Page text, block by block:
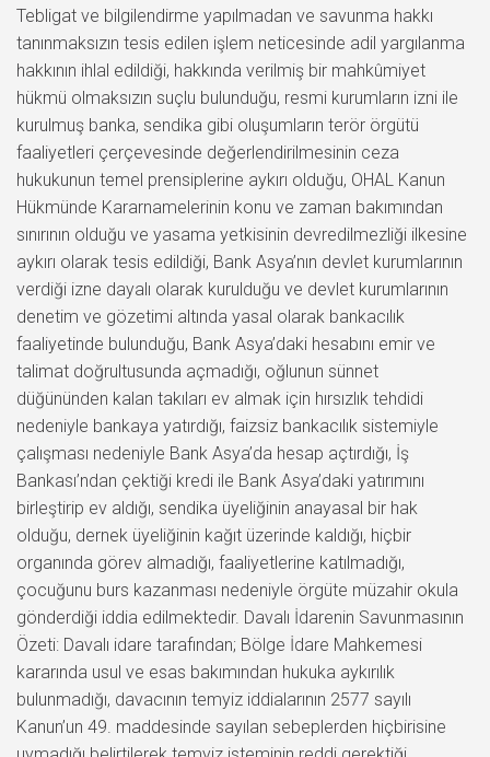
Tebligat ve bilgilendirme yapılmadan ve savunma hakkı
tanınmaksızın tesis edilen işlem neticesinde adil yargılanma
hakkının ihlal edildiği, hakkında verilmiş bir mahkûmiyet
hükmü olmaksızın suçlu bulunduğu, resmi kurumların izni ile
kurulmuş banka, sendika gibi oluşumların terör örgütü
faaliyetleri çerçevesinde değerlendirilmesinin ceza
hukukunun temel prensiplerine aykırı olduğu, OHAL Kanun
Hükmünde Kararnamelerinin konu ve zaman bakımından
sınırının olduğu ve yasama yetkisinin devredilmezliği ilkesine
aykırı olarak tesis edildiği, Bank Asya’nın devlet kurumlarının
verdiği izne dayalı olarak kurulduğu ve devlet kurumlarının
denetim ve gözetimi altında yasal olarak bankacılık
faaliyetinde bulunduğu, Bank Asya’daki hesabını emir ve
talimat doğrultusunda açmadığı, oğlunun sünnet
düğününden kalan takıları ev almak için hırsızlık tehdidi
nedeniyle bankaya yatırdığı, faizsiz bankacılık sistemiyle
çalışması nedeniyle Bank Asya’da hesap açtırdığı, İş
Bankası’ndan çektiği kredi ile Bank Asya’daki yatırımını
birleştirip ev aldığı, sendika üyeliğinin anayasal bir hak
olduğu, dernek üyeliğinin kağıt üzerinde kaldığı, hiçbir
organında görev almadığı, faaliyetlerine katılmadığı,
çocuğunu burs kazanması nedeniyle örgüte müzahir okula
gönderdiği iddia edilmektedir. Davalı İdarenin Savunmasının
Özeti: Davalı idare tarafından; Bölge İdare Mahkemesi
kararında usul ve esas bakımından hukuka aykırılık
bulunmadığı, davacının temyiz iddialarının 2577 sayılı
Kanun’un 49. maddesinde sayılan sebeplerden hiçbirisine